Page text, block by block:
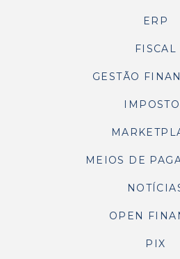
ERP
FISCAL
GESTÃO
MEIOS DE
OPEN
PIX